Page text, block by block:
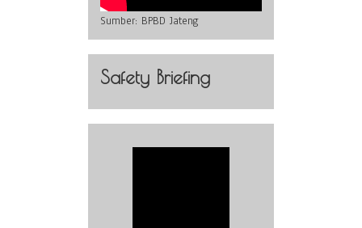
Sumber: BPBD Jateng
Safety Briefing